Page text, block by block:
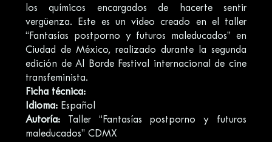
los químicos encargados de hacerte sentir
vergüenza. Este es un video creado en el taller
“Fantasías postporno y futuros maleducados” en
Ciudad de México, realizado durante la segunda
edición de Al Borde Festival internacional de cine
transfeminista.
Ficha técnica:
Idioma: Español
Autoría: Taller “Fantasías postporno y futuros
maleducados” CDMX